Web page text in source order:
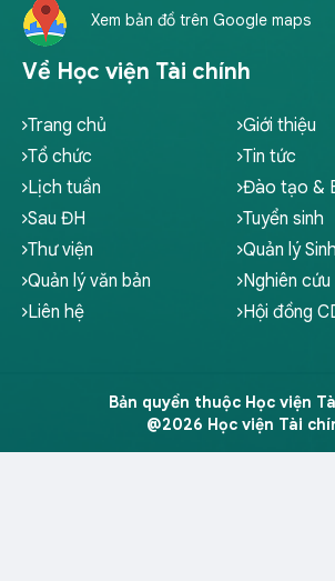
Về Học viện Tài chính
Trang chủ
Giới thiệu
Tổ chức
Tin tức
Lịch tuần
Đào tạo &
Sau ĐH
Tuyển sinh
Thư viện
Quản lý
Quản lý văn bản
Nghiên cứu
Liên hệ
Hội đồng
Xem bản đồ trên Google maps
Bản quyền thuộc Học viện
@2026 Học viện Tài